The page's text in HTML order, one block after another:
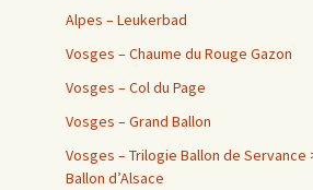
Alpes – Leukerbad
Vosges – Chaume du Rouge Gazon
Vosges – Col du Page
Vosges – Grand Ballon
Vosges – Trilogie Ballon de Servance
Ballon d’Alsace